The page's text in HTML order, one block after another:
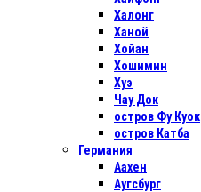
Халонг
Ханой
Хойан
Хошимин
Хуэ
Чау Док
остров Фу Куок
остров Катба
Германия
Аахен
Аугсбург